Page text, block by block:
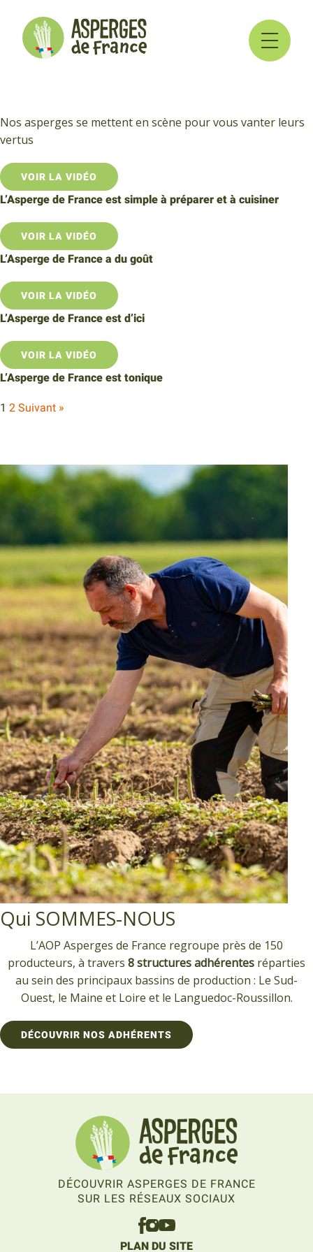
Nos asperges se mettent en scène pour vous vanter leurs
vertus
VOIR LA VIDÉO
L’Asperge de France est simple à préparer et à cuisiner
VOIR LA VIDÉO
L’Asperge de France a du goût
VOIR LA VIDÉO
L’Asperge de France est d’ici
VOIR LA VIDÉO
L’Asperge de France est tonique
1 2 Suivant »
Qui SOMMES-NOUS
L’AOP Asperges de France regroupe près de 150
producteurs, à travers 8 structures adhérentes réparties
au sein des principaux bassins de production : Le Sud-
Ouest, le Maine et Loire et le Languedoc-Roussillon.
DÉCOUVRIR NOS ADHÉRENTS
DÉCOUVRIR ASPERGES DE FRANCE
SUR LES RÉSEAUX SOCIAUX
PLAN DU SITE